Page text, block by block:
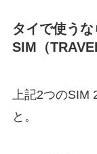
タイで使う
SIM（
上記2つのSIM
と。